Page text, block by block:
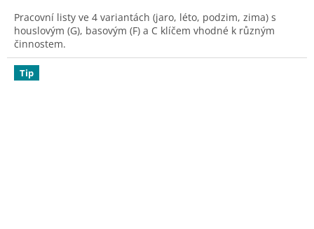
Pracovní listy ve 4 variantách (jaro, léto, podzim, zima) s
houslovým (G), basovým (F) a C klíčem vhodné k různým
činnostem.
Tip